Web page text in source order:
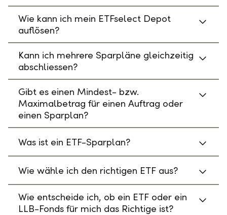
Wie kann ich mein ETFselect Depot
auflösen?
Kann ich mehrere Sparpläne gleichzeitig
abschliessen?
Gibt es einen Mindest- bzw.
Maximalbetrag für einen Auftrag oder
einen Sparplan?
Was ist ein ETF-Sparplan?
Wie wähle ich den richtigen ETF aus?
Wie entscheide ich, ob ein ETF oder ein
LLB-Fonds für mich das Richtige ist?